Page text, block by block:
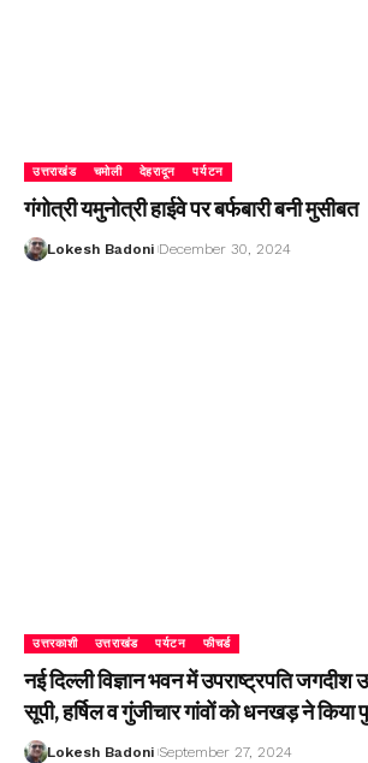
उत्तराखंड चमोली देहरादून पर्यटन
गंगोत्री यमुनोत्री हाईवे पर बर्फबारी बनी मुसीबत
Lokesh Badoni December 30, 2024
उत्तरकाशी उत्तराखंड पर्यटन फीचर्ड
नई दिल्ली विज्ञान भवन में उपराष्ट्रपति
सूपी, हर्षिल व गुंजीचार गांवों को धनखड़ ने
Lokesh Badoni September 27, 2024